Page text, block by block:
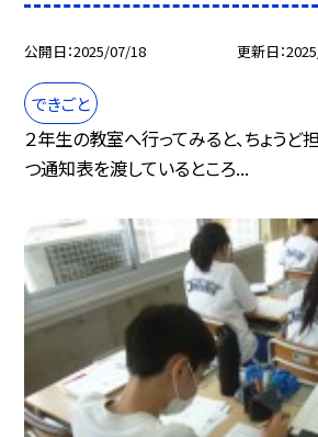
公開日 2025/07/18 更新日
できごと
２年生の教室へ行ってみると、ちょう
つ通知表を渡しているところ...